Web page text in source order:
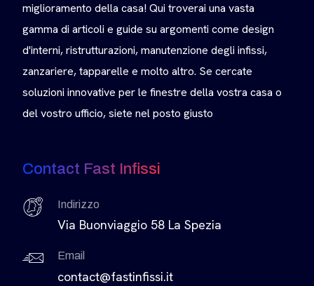
miglioramento della casa! Qui troverai una vasta
gamma di articoli e guide su argomenti come design
d'interni, ristrutturazioni, manutenzione degli infissi,
zanzariere, tapparelle e molto altro. Se cercate
soluzioni innovative per le finestre della vostra casa o
del vostro ufficio, siete nel posto giusto
Contact Fast Infissi
Indirizzo
Via Buonviaggio 58 La Spezia
Email
contact@fastinfissi.it